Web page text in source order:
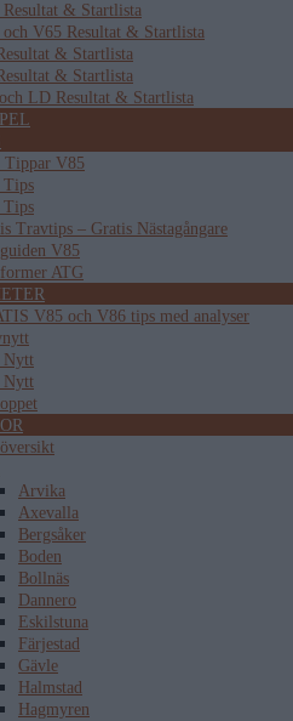
Resultat & Startlista
och V65 Resultat & Startlista
& Startlista
& Startlista
LD Resultat & Startlista
Tippar V85
Tips
Tips
Travtips – Gratis Nästagångare
V85
ATG
V85 och V86 tips med analyser
Nytt
Nytt
Arvika
Axevalla
Bergsåker
Boden
Bollnäs
Dannero
Eskilstuna
Färjestad
Gävle
Halmstad
Hagmyren